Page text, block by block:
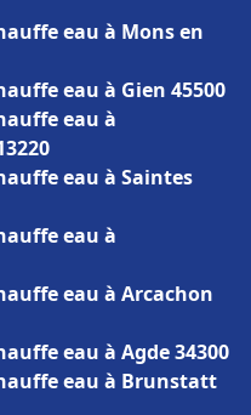
eau à Mons en
eau à Gien 45500
eau à
eau à Saintes
eau à
eau à Arcachon
eau à Agde 34300
eau à Brunstatt